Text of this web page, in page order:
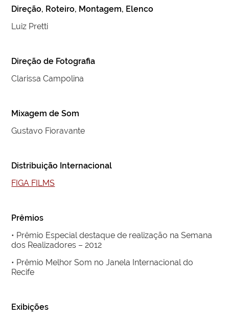
Direção, Roteiro, Montagem, Elenco
Luiz Pretti
Direção de Fotografia
Clarissa Campolina
Mixagem de Som
Gustavo Fioravante
Distribuição Internacional
FIGA FILMS
Prêmios
• Prêmio Especial destaque de realização na Semana
dos Realizadores – 2012
• Prêmio Melhor Som no Janela Internacional do
Recife
Exibições